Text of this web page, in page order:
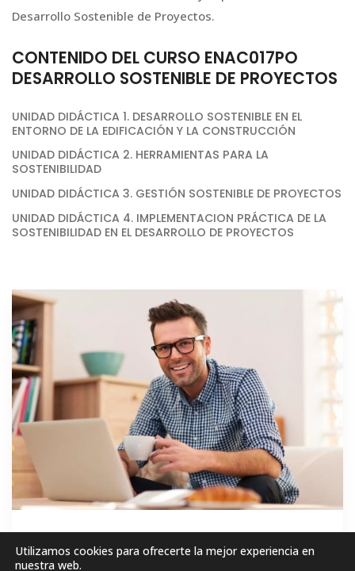
Desarrollo Sostenible de Proyectos.
CONTENIDO DEL CURSO ENAC017PO
DESARROLLO SOSTENIBLE DE PROYECTOS
UNIDAD DIDÁCTICA 1. DESARROLLO SOSTENIBLE EN EL
ENTORNO DE LA EDIFICACIÓN Y LA CONSTRUCCIÓN
UNIDAD DIDÁCTICA 2. HERRAMIENTAS PARA LA
SOSTENIBILIDAD
UNIDAD DIDÁCTICA 3. GESTIÓN SOSTENIBLE DE PROYECTOS
UNIDAD DIDÁCTICA 4. IMPLEMENTACION PRÁCTICA DE LA
SOSTENIBILIDAD EN EL DESARROLLO DE PROYECTOS
GRATIS
Utilizamos cookies para ofrecerte la mejor experiencia en
nuestra web.